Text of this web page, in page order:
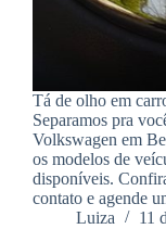
Tá de olho em
Separamos pra
Volkswagen em
os modelos de
disponíveis.
contato e agende
Luiza
11